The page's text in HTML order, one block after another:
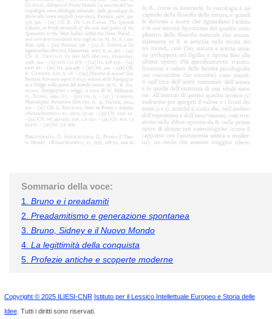
Sommario della voce:
1. Bruno e i preadamiti
2. Preadamitismo e generazione spontanea
3. Bruno, Sidney e il Nuovo Mondo
4. La legittimità della conquista
5. Profezie antiche e scoperte moderne
Copyright © 2025 ILIESI-CNR Istituto per il Lessico Intellettuale Europeo e Storia delle
Idee. Tutti i diritti sono riservati.